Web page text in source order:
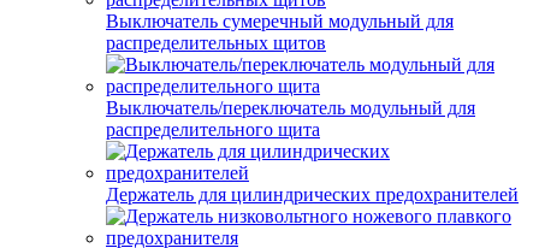
Выключатель сумеречный модульный для
распределительных щитов
Выключатель/переключатель модульный для
распределительного щита
Держатель для цилиндрических предохранителей